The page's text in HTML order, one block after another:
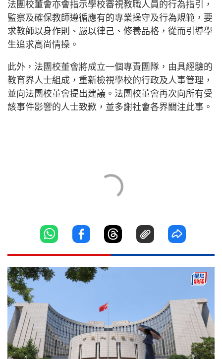
法團校董會亦會指示學校審視教職人員的行為指引，
監察及確保教師遵循應有的專業操守及行為規範，要
求教師以身作則、嚴以律己、修養品格，從而引導學
生追求高尚情操。
此外，法團校董會將成立一個專責團隊，由具經驗的
教育界人士組成，重新檢視學校的行政及人事管理，
並向法團校董會提出建議。法團校董會再次向所有受
該事件影響的人士致歉，並多謝社會各界關注此事。